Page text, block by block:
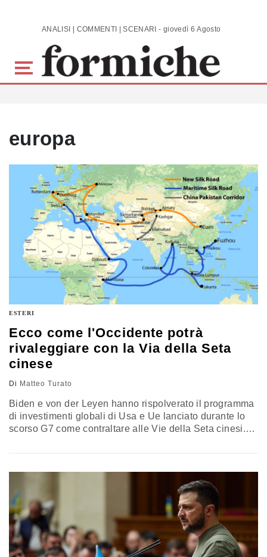
Skip to main content ANALISI | COMMENTI | SCENARI - giovedì 6 Agosto 2026
europa
ESTERI
Ecco come l'Occidente potrà
rivaleggiare con la Via della Seta
cinese
Di Matteo Turato
Biden e von der Leyen hanno rispolverato il programma
di investimenti globali di Usa e Ue lanciato durante lo
scorso G7 come contraltare alle Vie della Seta cinesi.
cominciare a fare sul serio, adottando un approccio
commerciale strategico con le economie emergenti